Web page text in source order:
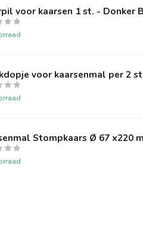
voor kaarsen 1 st. - Donker
voor kaarsenmal per 2
Stompkaars Ø 67 x220